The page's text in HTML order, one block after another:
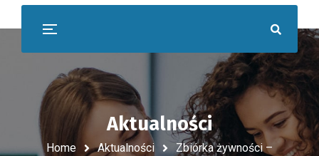
Aktualności
Home Aktualności
Zbiórka żywności –